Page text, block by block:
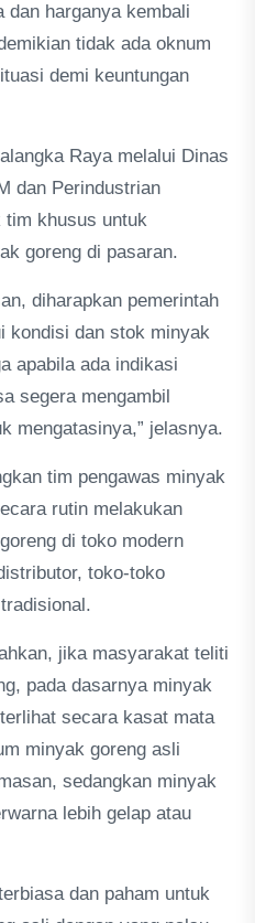
dan harganya kembali
tidak ada oknum
demi keuntungan
Raya melalui Dinas
dan Perindustrian
tim khusus untuk
goreng di pasaran.
diharapkan pemerintah
kondisi dan stok minyak
apabila ada indikasi
segera mengambil
mengatasinya,” jelasnya.
tim pengawas minyak
rutin melakukan
di toko modern
toko-toko
jika masyarakat teliti
pada dasarnya minyak
secara kasat mata
minyak goreng asli
sedangkan minyak
lebih gelap atau
dan paham untuk